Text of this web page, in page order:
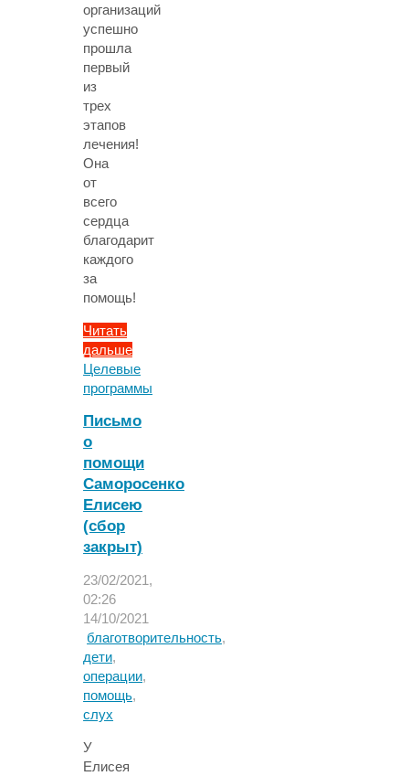
организаций
успешно
прошла
первый
из
трех
этапов
лечения!
Она
от
всего
сердца
благодарит
каждого
за
помощь!
Читать
дальше
"Маша
Давидовская
о
первом
этапе
лечения!
Сбор
на
2
3
этапы
продолжается!
Нужна
помощь!"
Целевые
программы
Письмо
о
помощи
Саморосенко
Елисею
(сбор
закрыт)
23/02/2021,
02:26
14/10/2021
благотворительность,
дети,
операции,
помощь,
слух
У
Елисея